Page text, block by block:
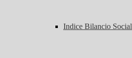
Indice Bilancio